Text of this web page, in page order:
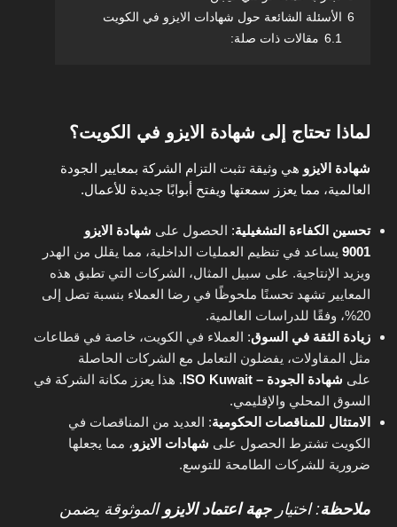
6 الأسئلة الشائعة حول شهادات الايزو في الكويت
6.1 مقالات ذات صلة:
لماذا تحتاج إلى شهادة الايزو في الكويت؟
شهادة الايزو هي وثيقة تثبت التزام الشركة بمعايير الجودة
العالمية، مما يعزز سمعتها ويفتح أبوابًا جديدة للأعمال.
تحسين الكفاءة التشغيلية: الحصول على شهادة الايزو
9001 يساعد في تنظيم العمليات الداخلية، مما يقلل من الهدر
ويزيد الإنتاجية. على سبيل المثال، الشركات التي تطبق هذه
المعايير تشهد تحسنًا ملحوظًا في رضا العملاء بنسبة تصل إلى
20%، وفقًا للدراسات العالمية.
زيادة الثقة في السوق: العملاء في الكويت، خاصة في قطاعات
مثل المقاولات، يفضلون التعامل مع الشركات الحاصلة
على شهادة الجودة – ISO Kuwait
. هذا يعزز مكانة الشركة في
السوق المحلي والإقليمي.
الامتثال للمناقصات الحكومية: العديد من المناقصات في
الكويت تشترط الحصول على شهادات الايزو، مما يجعلها
ضرورية للشركات الطامحة للتوسع.
ملاحظة: اختيارجهة اعتماد الايزو الموثوقة يضمن